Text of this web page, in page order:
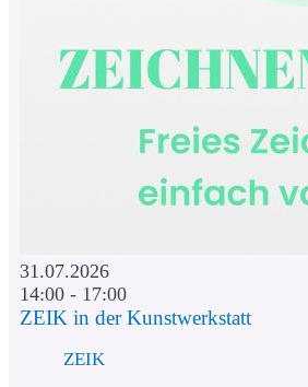
31.07.2026
14:00 - 17:00
ZEIK in der Kunstwerkstatt
ZEIK